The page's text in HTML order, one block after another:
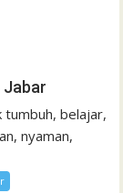
Jabar
tumbuh, belajar,
nyaman,